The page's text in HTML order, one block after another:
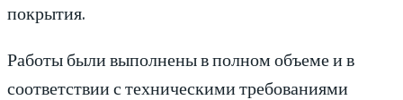
покрытия.
Работы были выполнены в полном объеме и в
соответствии с техническими требованиями